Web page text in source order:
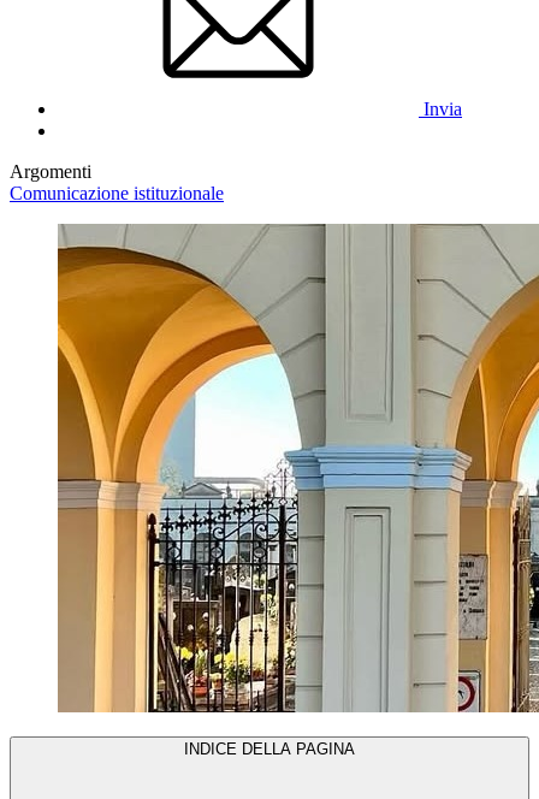
Invia
Argomenti
Comunicazione istituzionale
INDICE DELLA PAGINA